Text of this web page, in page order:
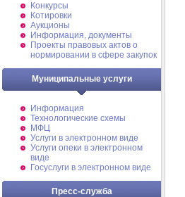
Конкурсы
Котировки
Аукционы
Информация, документы
Проекты правовых актов о
нормировании в сфере закупок
Муниципальные услуги
Информация
Технологические схемы
МФЦ
Услуги в электронном виде
Услуги опеки в электронном
виде
Госуслуги в электронном виде
Пресс-служба